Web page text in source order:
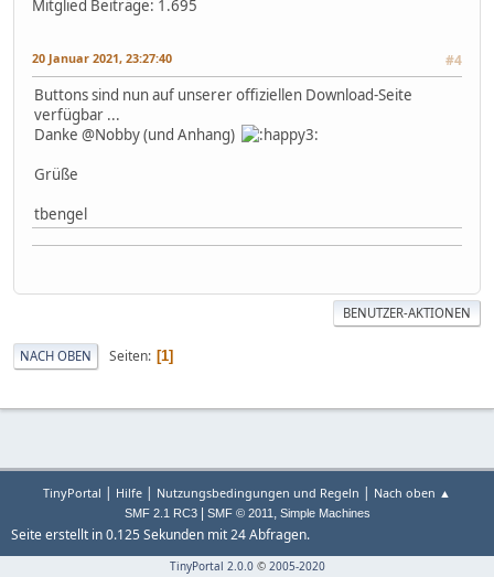
Mitglied Beiträge: 1.695
20 Januar 2021, 23:27:40 #4
Buttons sind nun auf unserer offiziellen Download-Seite
verfügbar ...
Danke @Nobby (und Anhang)
Grüße
tbengel
BENUTZER-AKTIONEN
NACH OBEN Seiten 1
TinyPortal | Hilfe | Nutzungsbedingungen und Regeln | Nach oben ▲
SMF 2.1 RC3| SMF © 2011, Simple Machines
Seite erstellt in 0.125 Sekunden mit 24 Abfragen.
TinyPortal 2.0.0© 2005-2020